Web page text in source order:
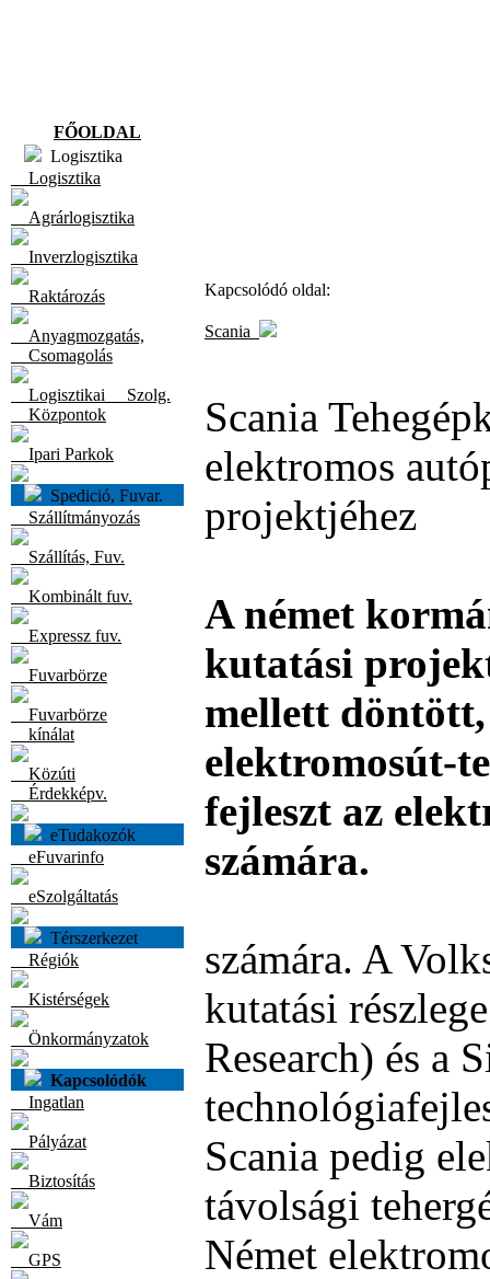
FŐOLDAL
Logisztika
Logisztika
Agrárlogisztika
Inverzlogisztika
Raktározás
Anyagmozgatás,
Csomagolás
Logisztikai Szolg.
Központok
Ipari Parkok
Spedició, Fuvar.
Szállítmányozás
Szállítás, Fuv.
Kombinált fuv.
Expressz fuv.
Fuvarbörze
Fuvarbörze
kínálat
Közúti
Érdekképv.
eTudakozók
eFuvarinfo
eSzolgáltatás
Térszerkezet
Régiók
Kistérségek
Önkormányzatok
Kapcsolódók
Ingatlan
Pályázat
Biztosítás
Vám
GPS
Kapcsolódó oldal:
Scania
Scania
elektromos
projektjéhez
A német
kutatási
mellett
elektromosút-
fejleszt az
számára.
számára. A
kutatási
Research) és a
Scania pedig
távolsági
Német